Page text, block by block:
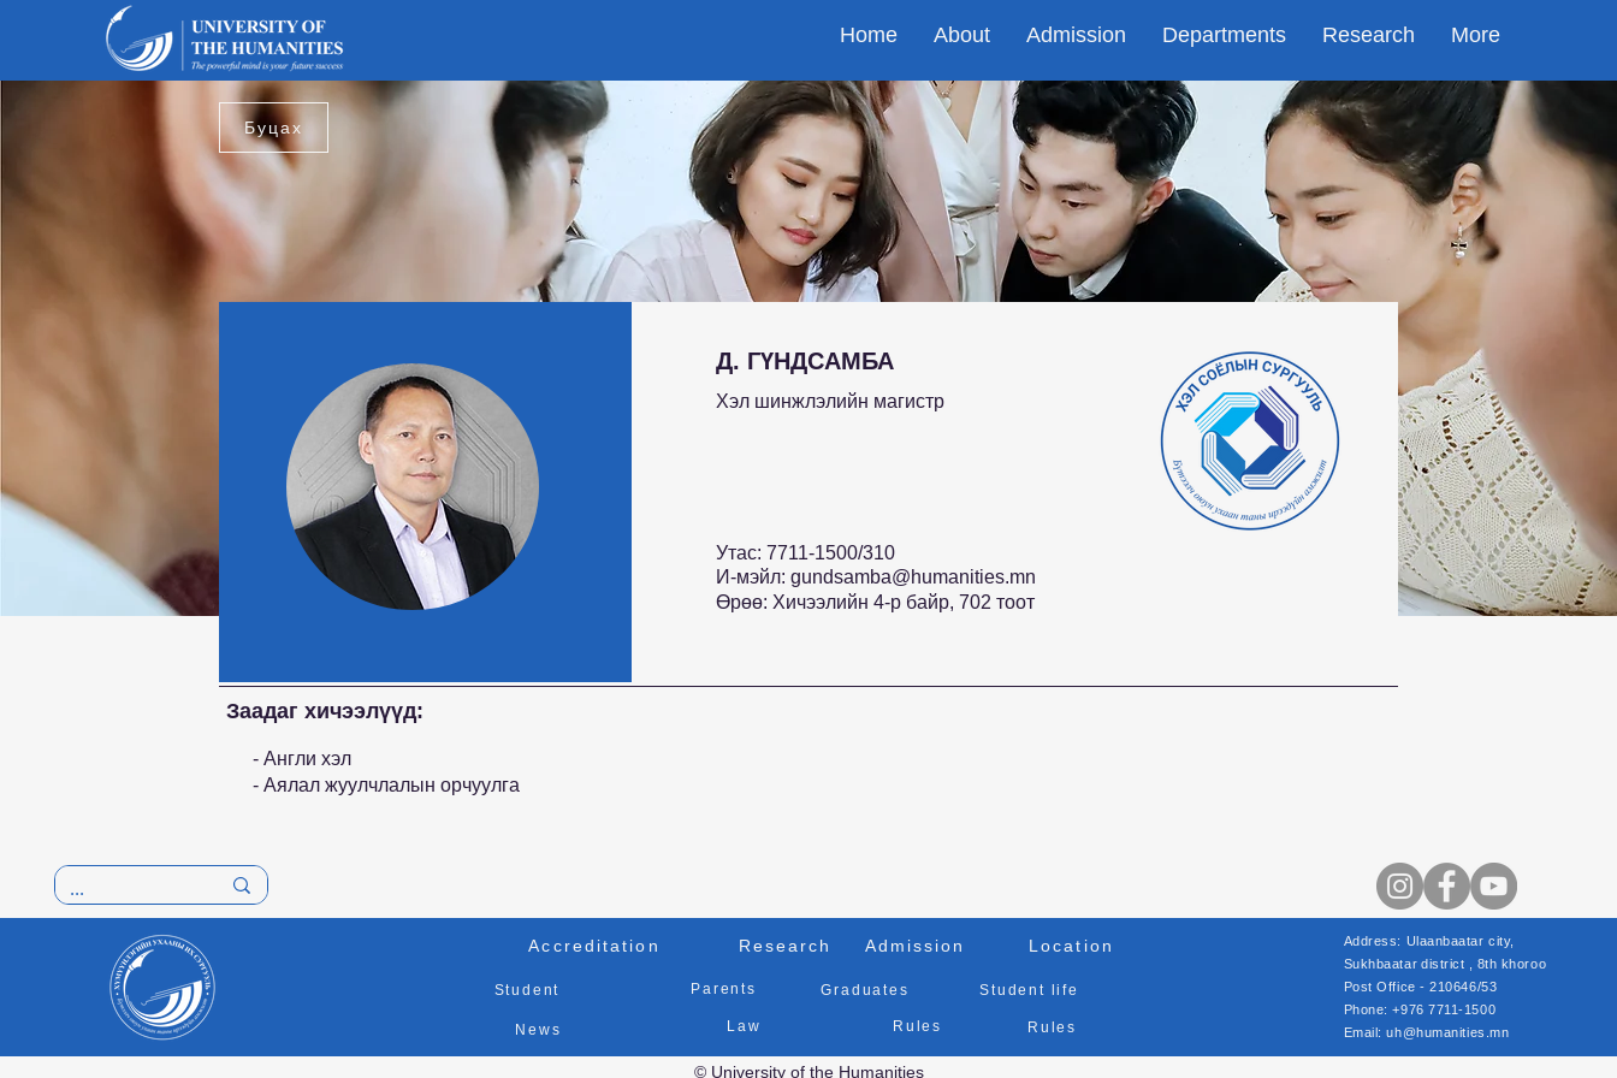
Home About Admission Departments Research More
Буцах
Д. ГҮНДСАМБА
Хэл шинжлэлийн магистр
Утас: 7711-1500/310
И-мэйл: gundsamba@humanities.mn
Өрөө: Хичээлийн 4-р байр, 702 тоот
Заадаг хичээлүүд:
- Англи хэл
- Аялал жуулчлалын орчуулга
Student Parents Graduates Student life
Accreditation Research Admission Location
News Law Rules Rules
Address: Ulaanbaatar city,
Sukhbaatar district
, 8th khoroo
Post Office - 210646/53
Phone: +976 7711-1500
Email:uh@humanities.mn
© University of the Humanities